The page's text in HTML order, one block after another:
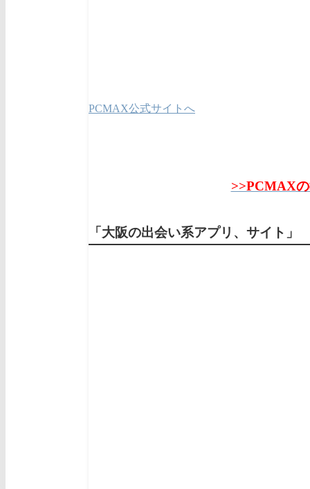
PCMAX公式サイトへ
>>PCMAX
「大阪の出会い系アプリ、サイト